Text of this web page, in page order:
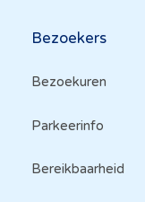
Bezoekers
Bezoekuren
Parkeerinfo
Bereikbaarheid